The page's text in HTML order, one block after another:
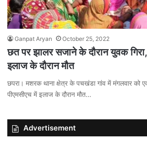
Ganpat Aryan October 25, 2022
छत पर झालर सजाने के दौरान युवक
इलाज के दौरान मौत
छपरा। मशरक थाना क्षेत्र के पचखंडा गांव में मंगलवार को
पीएमसीएच में इलाज के दौरान मौत…
Advertisement